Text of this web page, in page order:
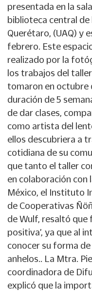
presentada en la
biblioteca central
Querétaro, (UAQ) y
febrero. Este
realizado por la
los trabajos del
tomaron en octubre
duración de 5
de dar clases,
como artista del
ellos descubriera a
cotidiana de su
que tanto el taller
en colaboración con
México, el Instituto
de Cooperativas
de Wulf, resaltó que
positiva’, ya que al
conocer su forma
anhelos.. La Mtra.
coordinadora de
explicó que la